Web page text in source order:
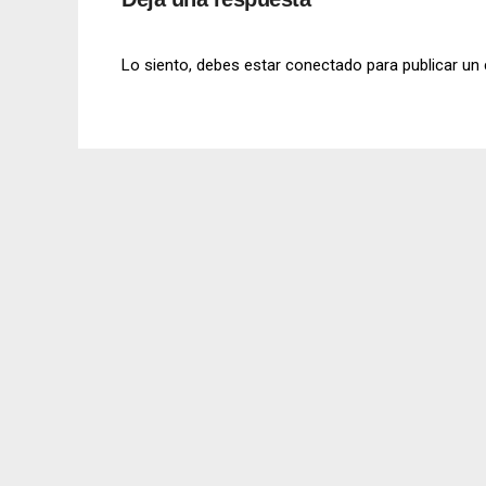
Lo siento, debes estar conectado para publicar un